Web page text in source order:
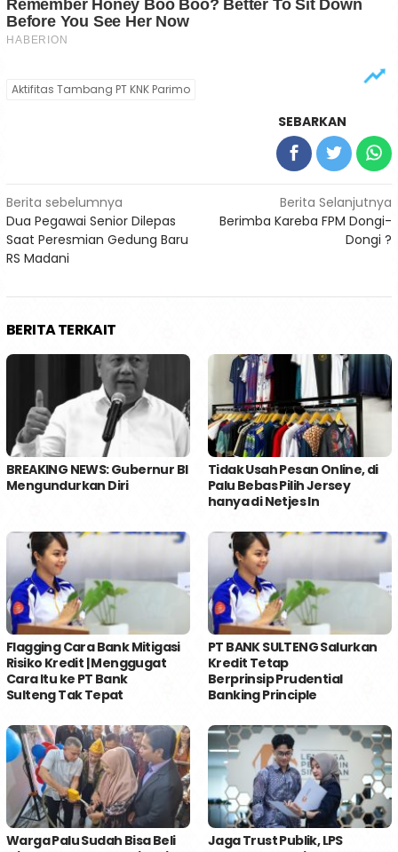
Aktifitas Tambang PT KNK Parimo
SEBARKAN
Navigasi
pos
Berita sebelumnya
Dua Pegawai Senior Dilepas
Saat Peresmian Gedung Baru
RS Madani
Berita Selanjutnya
Berimba Kareba FPM Dongi-
Dongi ?
BERITA TERKAIT
BREAKING NEWS: Gubernur BI
Mengundurkan Diri
Tidak Usah Pesan Online, di
Palu Bebas Pilih Jersey
hanya di Netjes In
Flagging Cara Bank Mitigasi
Risiko Kredit | Menggugat
Cara Itu ke PT Bank
Sulteng Tak Tepat
PT BANK SULTENG Salurkan
Kredit Tetap
Berprinsip Prudential
Banking Principle
Warga Palu Sudah Bisa Beli
Jaga Trust Publik, LPS